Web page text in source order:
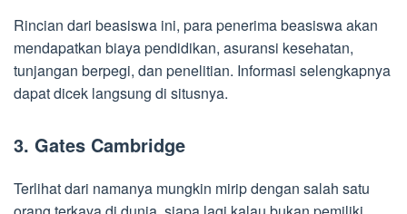
Rincian dari beasiswa ini, para penerima beasiswa akan
mendapatkan biaya pendidikan, asuransi kesehatan,
tunjangan berpegi, dan penelitian. Informasi selengkapnya
dapat dicek langsung di situsnya.
3. Gates Cambridge
Terlihat dari namanya mungkin mirip dengan salah satu